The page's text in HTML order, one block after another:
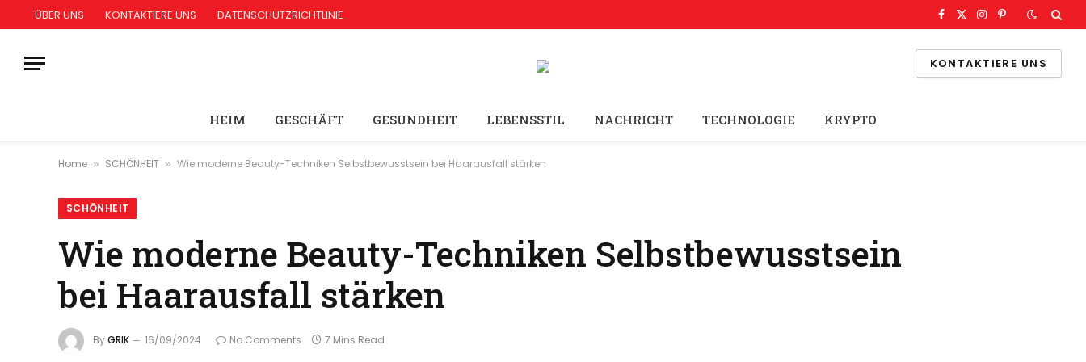
ÜBER UNS KONTAKTIERE UNS DATENSCHUTZRICHTLINIE Facebook
X
Instagram
Pinterest
KONTAKTIERE UNS
HEIM GESCHÄFT GESUNDHEIT LEBENSSTIL NACHRICHT TECHNOLOGIE KRYPTO
Home » SCHÖNHEIT » Wie moderne Beauty-Techniken Selbstbewusstsein bei Haarausfall stärken
SCHÖNHEIT
Wie moderne Beauty-Techniken Selbstbewusstsein
bei Haarausfall stärken
ByGRIK 16/09/2024 No Comments 7 Mins Read